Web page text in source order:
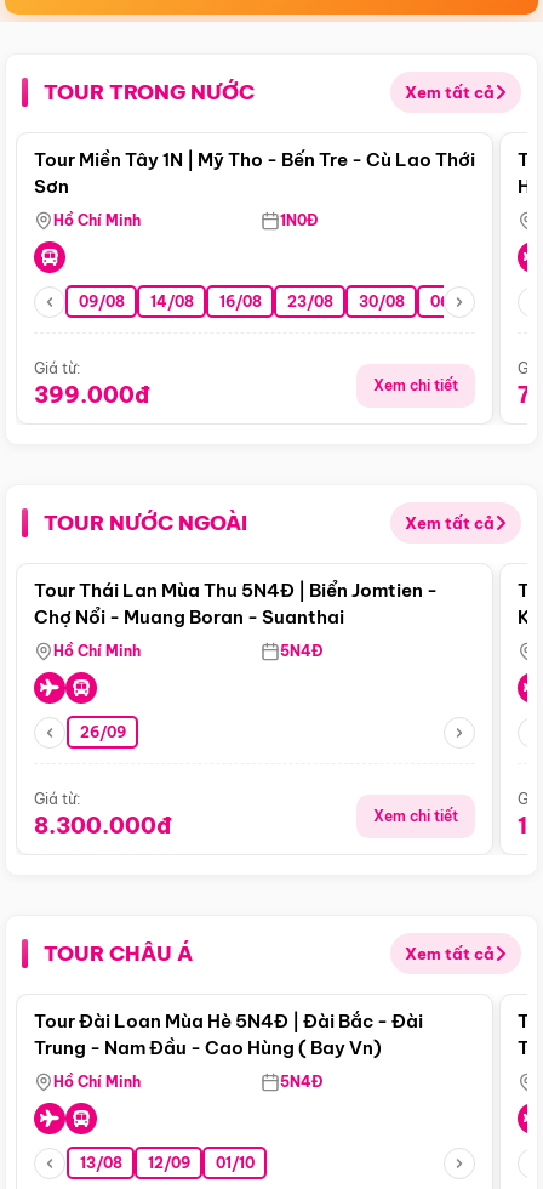
TOUR TRONG NƯỚC Xem tất cả
Điểm nổi bật
Tour Miền Tây 1N | Mỹ Tho - Bến Tre - Cù Lao Thới
Sơn
Hồ Chí Minh 1N0Đ
09/08 14/08 16/08 23/08 30/08 06/09 13/09
Giá từ:
399.000đ Xem chi tiết
TOUR NƯỚC NGOÀI Xem tất cả
Điểm nổi bật
Tour Thái Lan Mùa Thu 5N4Đ | Biển Jomtien -
Chợ Nổi - Muang Boran - Suanthai
Hồ Chí Minh 5N4Đ
26/09
Giá từ:
8.300.000đ Xem chi tiết
TOUR CHÂU Á Xem tất cả
Điểm nổi bật
Tour Đài Loan Mùa Hè 5N4Đ | Đài Bắc - Đài
Trung - Nam Đầu - Cao Hùng ( Bay Vn)
Hồ Chí Minh 5N4Đ
13/08 12/09 01/10